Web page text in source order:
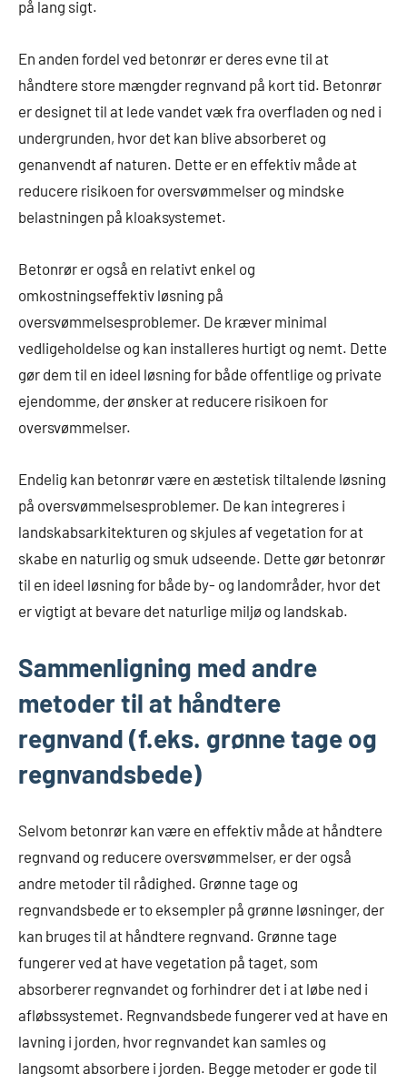
på lang sigt.
En anden fordel ved betonrør er deres evne til at
håndtere store mængder regnvand på kort tid. Betonrør
er designet til at lede vandet væk fra overfladen og ned i
undergrunden, hvor det kan blive absorberet og
genanvendt af naturen. Dette er en effektiv måde at
reducere risikoen for oversvømmelser og mindske
belastningen på kloaksystemet.
Betonrør er også en relativt enkel og
omkostningseffektiv løsning på
oversvømmelsesproblemer. De kræver minimal
vedligeholdelse og kan installeres hurtigt og nemt. Dette
gør dem til en ideel løsning for både offentlige og private
ejendomme, der ønsker at reducere risikoen for
oversvømmelser.
Endelig kan betonrør være en æstetisk tiltalende løsning
på oversvømmelsesproblemer. De kan integreres i
landskabsarkitekturen og skjules af vegetation for at
skabe en naturlig og smuk udseende. Dette gør betonrør
til en ideel løsning for både by- og landområder, hvor det
er vigtigt at bevare det naturlige miljø og landskab.
Sammenligning med andre
metoder til at håndtere
regnvand (f.eks. grønne tage og
regnvandsbede)
Selvom betonrør kan være en effektiv måde at håndtere
regnvand og reducere oversvømmelser, er der også
andre metoder til rådighed. Grønne tage og
regnvandsbede er to eksempler på grønne løsninger, der
kan bruges til at håndtere regnvand. Grønne tage
fungerer ved at have vegetation på taget, som
absorberer regnvandet og forhindrer det i at løbe ned i
afløbssystemet. Regnvandsbede fungerer ved at have en
lavning i jorden, hvor regnvandet kan samles og
langsomt absorbere i jorden. Begge metoder er gode til